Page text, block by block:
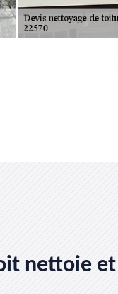
nettoie